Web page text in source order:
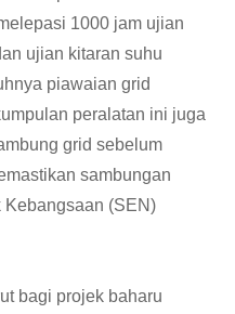
1000 jam ujian
ujian kitaran suhu
piawaian grid
peralatan ini juga
grid sebelum
sambungan
Kebangsaan (SEN)
bagi projek baharu